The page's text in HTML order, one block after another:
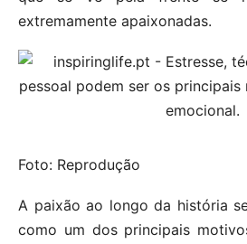
extremamente apaixonadas.
Foto: Reprodução
A paixão ao longo da história
como um dos principais